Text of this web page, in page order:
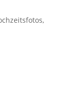
,